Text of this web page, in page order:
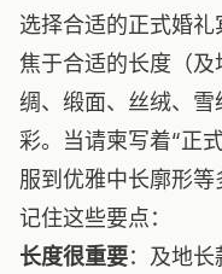
选择合适的正式婚
焦于合适的长度（
绸、缎面、丝绒、
彩。当请柬写着“正
服到优雅中长廓形等
记住这些要点：
长度很重要：及地